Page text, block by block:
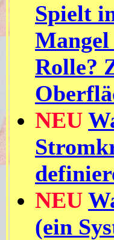
Spielt
Mangel
Rolle?
NEU
NEU
(ein